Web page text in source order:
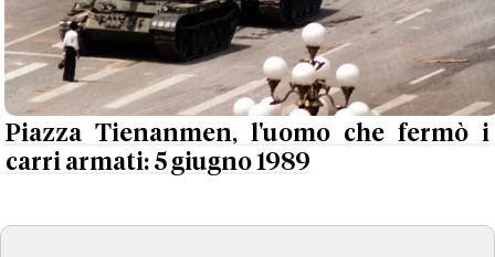
Piazza Tienanmen, l'uomo che fermò i
carri armati: 5 giugno 1989